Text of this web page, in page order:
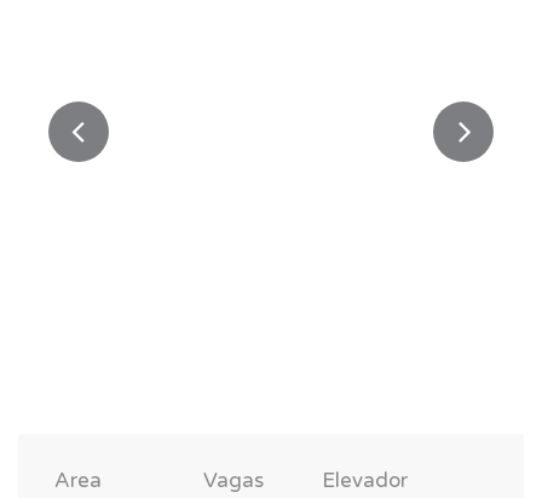
Area
Vagas
Elevador